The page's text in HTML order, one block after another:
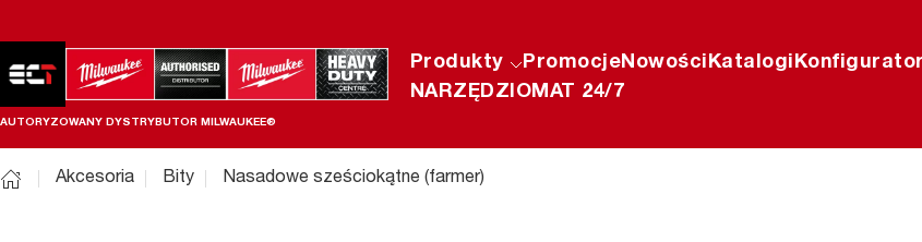
AUTORYZOWANY DYSTRYBUTOR MILWAUKEE®
Produkty PromocjeNowościKatalogi
NARZĘDZIOMAT 24/7
Akcesoria Bity Nasadowe sześciokątne (farmer)